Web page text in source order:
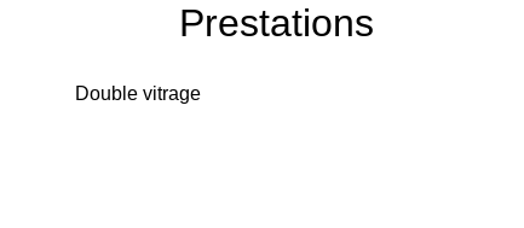
Prestations
Double vitrage